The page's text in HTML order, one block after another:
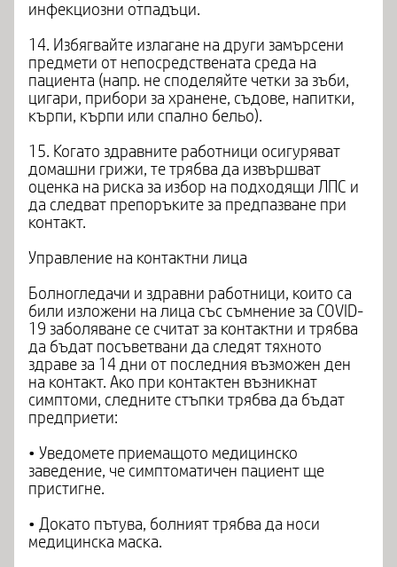
инфекциозни отпадъци.
14. Избягвайте излагане на други замърсени
предмети от непосредствената среда на
пациента (напр. не споделяйте четки за зъби,
цигари, прибори за хранене, съдове, напитки,
кърпи, кърпи или спално бельо).
15. Когато здравните работници осигуряват
домашни грижи, те трябва да извършват
оценка на риска за избор на подходящи ЛПС и
да следват препоръките за предпазване при
контакт.
Управление на контактни лица
Болногледачи и здравни работници, които са
били изложени на лица със съмнение за COVID-
19 заболяване се считат за контактни и трябва
да бъдат посъветвани да следят тяхното
здраве за 14 дни от последния възможен ден
на контакт. Ако при контактен възникнат
симптоми, следните стъпки трябва да бъдат
предприети:
• Уведомете приемащото медицинско
заведение, че симптоматичен пациент ще
пристигне.
• Докато пътува, болният трябва да носи
медицинска маска.